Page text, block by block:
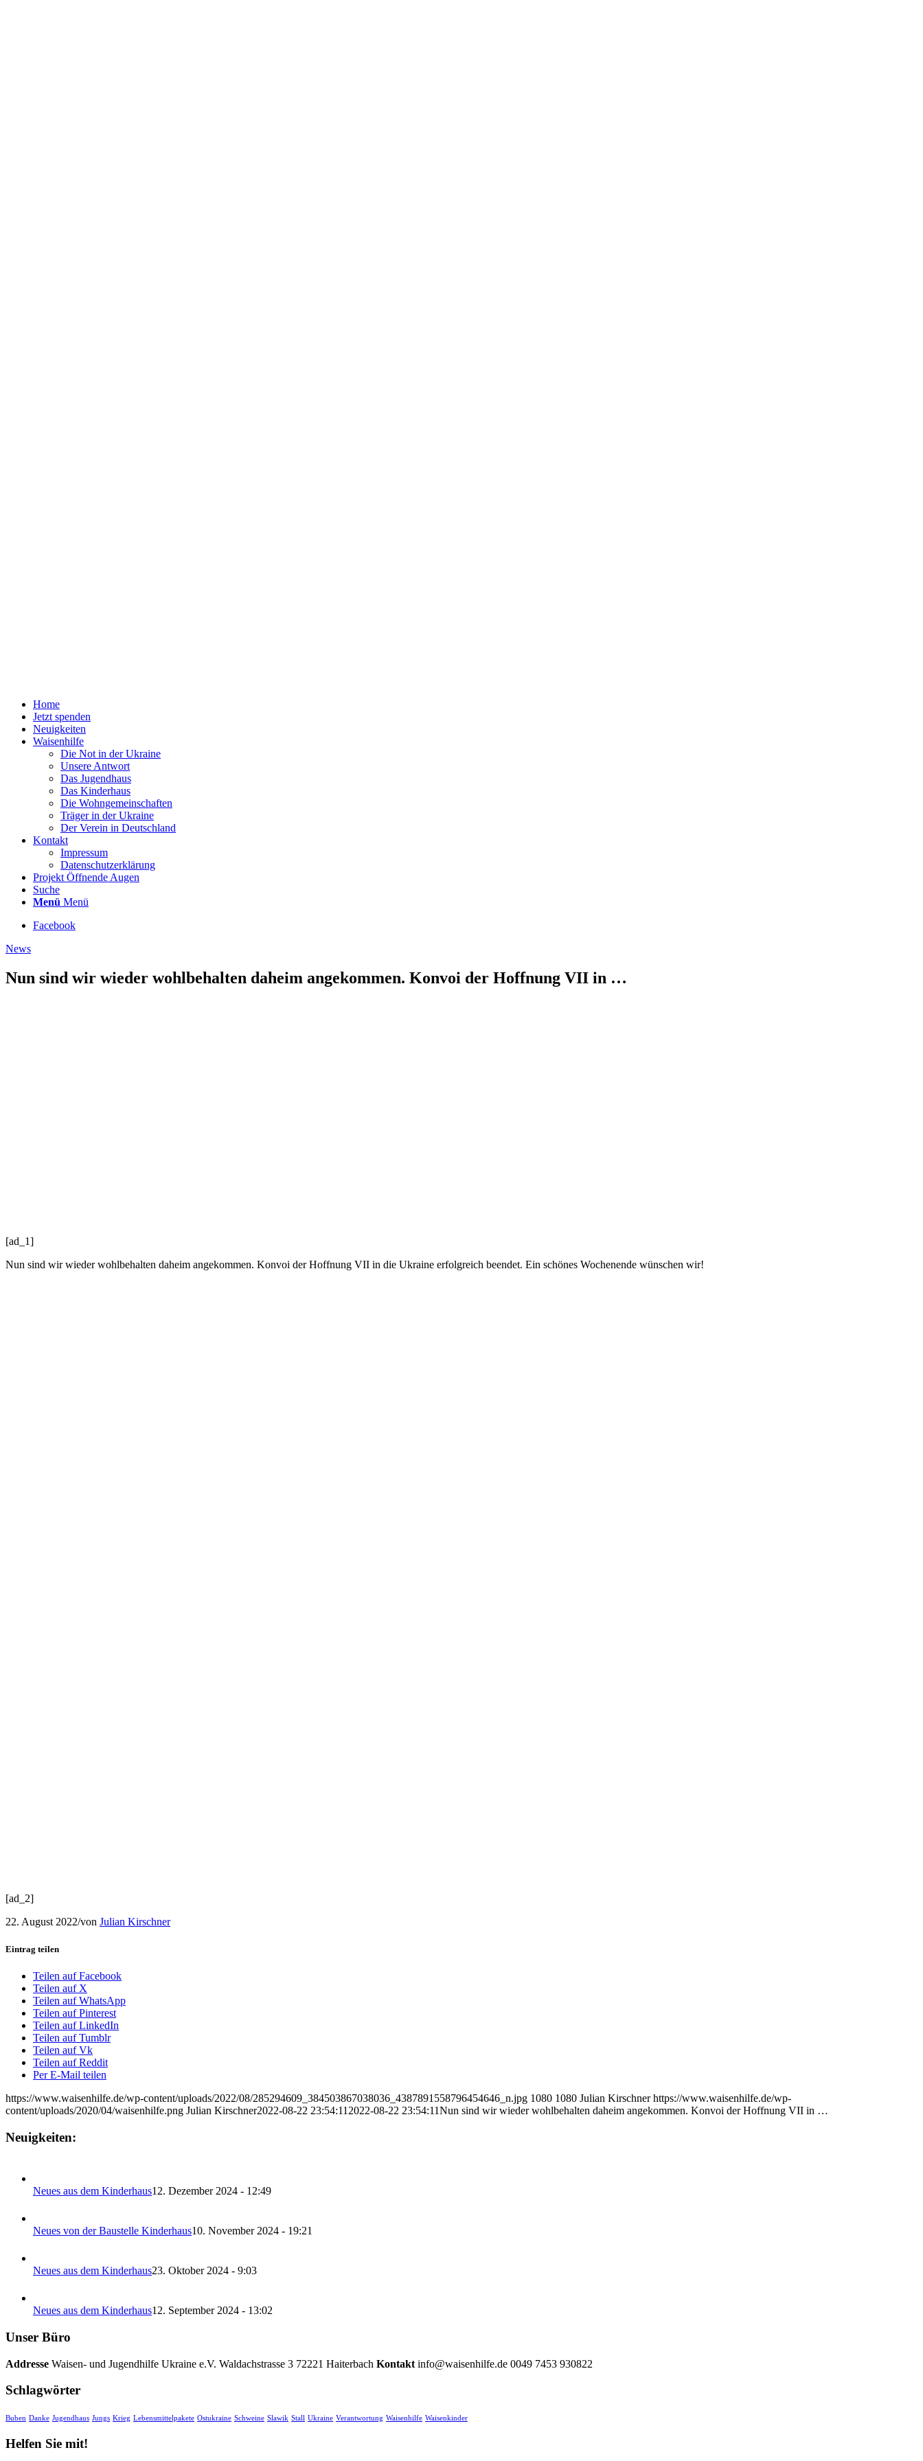
Home
Jetzt spenden
Neuigkeiten
Waisenhilfe
Die Not in der Ukraine
Unsere Antwort
Das Jugendhaus
Das Kinderhaus
Die Wohngemeinschaften
Träger in der Ukraine
Der Verein in Deutschland
Kontakt
Impressum
Datenschutzerklärung
Projekt Öffnende Augen
Suche
Menü Menü
Facebook
News
Nun sind wir wieder wohlbehalten daheim angekommen. Konvoi der Hoffnung VII in …
[ad_1]
Nun sind wir wieder wohlbehalten daheim angekommen. Konvoi der Hoffnung VII in die Ukraine erfolgreich beendet. Ein schönes Wochenende wünschen wir!
[ad_2]
22. August 2022/von Julian Kirschner
Eintrag teilen
Teilen auf Facebook
Teilen auf X
Teilen auf WhatsApp
Teilen auf Pinterest
Teilen auf LinkedIn
Teilen auf Tumblr
Teilen auf Vk
Teilen auf Reddit
Per E-Mail teilen
https://www.waisenhilfe.de/wp-content/uploads/2022/08/285294609_384503867038036_4387891558796454646_n.jpg 1080 1080 Julian Kirschner https://www.waisenhilfe.de/wp-
content/uploads/2020/04/waisenhilfe.png Julian Kirschner2022-08-22 23:54:11 2022-08-22 23:54:11Nun sind wir wieder wohlbehalten daheim angekommen. Konvoi der Hoffnung VII in …
Neuigkeiten:
Neues aus dem Kinderhaus12. Dezember 2024 - 12:49
Neues von der Baustelle Kinderhaus10. November 2024 - 19:21
Neues aus dem Kinderhaus23. Oktober 2024 - 9:03
Neues aus dem Kinderhaus12. September 2024 - 13:02
Unser Büro
Addresse Waisen- und Jugendhilfe Ukraine e.V. Waldachstrasse 3 72221 Haiterbach Kontakt info@waisenhilfe.de 0049 7453 930822
Schlagwörter
Buben Danke Jugendhaus Jungs Krieg Lebensmittelpakete Ostukraine Schweine Slawik Stall Ukraine Verantwortung Waisenhilfe Waisenkinder
Helfen Sie mit!